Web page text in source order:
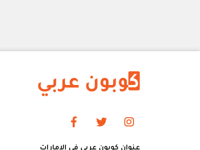
عنوان كوبون عربي في الإمارات